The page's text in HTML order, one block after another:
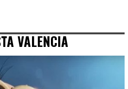
VALENCIA